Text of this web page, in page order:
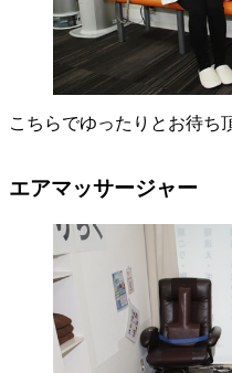
こちらでゆったりとお待ち
エアマッサージャー